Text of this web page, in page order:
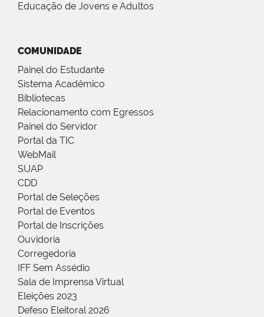
Educação de Jovens e Adultos
COMUNIDADE
Painel do Estudante
Sistema Acadêmico
Bibliotecas
Relacionamento com Egressos
Painel do Servidor
Portal da TIC
WebMail
SUAP
CDD
Portal de Seleções
Portal de Eventos
Portal de Inscrições
Ouvidoria
Corregedoria
IFF Sem Assédio
Sala de Imprensa Virtual
Eleições 2023
Defeso Eleitoral 2026